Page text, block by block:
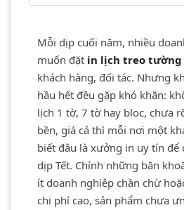
Mỗi dịp cuối năm, nhiều
muốn đặt in lịch treo tường
khách hàng, đối tác. Nhưng
hầu hết đều gặp khó khăn:
lịch 1 tờ, 7 tờ hay bloc, chưa
bền, giá cả thì mỗi nơi một
biết đâu là xưởng in uy tín để
dịp Tết. Chính những băn
ít doanh nghiệp chần chừ
chi phí cao, sản phẩm chưa